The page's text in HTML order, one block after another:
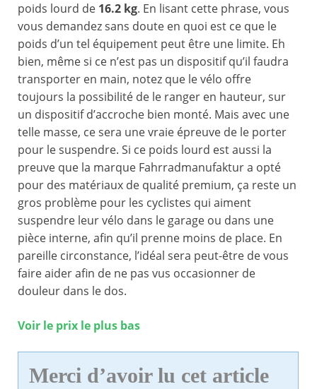
poids lourd de 16.2 kg. En lisant cette phrase, vous
vous demandez sans doute en quoi est ce que le
poids d’un tel équipement peut être une limite. Eh
bien, même si ce n’est pas un dispositif qu’il faudra
transporter en main, notez que le vélo offre
toujours la possibilité de le ranger en hauteur, sur
un dispositif d’accroche bien monté. Mais avec une
telle masse, ce sera une vraie épreuve de le porter
pour le suspendre. Si ce poids lourd est aussi la
preuve que la marque Fahrradmanufaktur a opté
pour des matériaux de qualité premium, ça reste un
gros problème pour les cyclistes qui aiment
suspendre leur vélo dans le garage ou dans une
pièce interne, afin qu’il prenne moins de place. En
pareille circonstance, l’idéal sera peut-être de vous
faire aider afin de ne pas vus occasionner de
douleur dans le dos.
Voir le prix le plus bas
Merci d’avoir lu cet article